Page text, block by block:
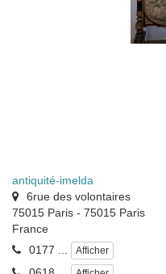
antiquité-imelda
6rue des volontaires
75015 Paris - 75015 Paris
France
0177 ...
Afficher